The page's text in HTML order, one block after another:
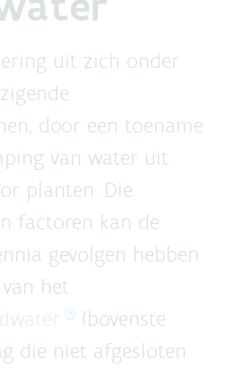
uit zich onder
door een toename
van water uit
planten. Die
factoren kan de
gevolgen hebben
het
(bovenste
die niet afgesloten